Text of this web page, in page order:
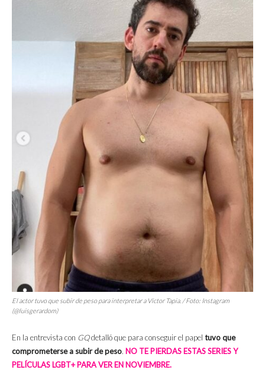
El actor tuvo que subir de peso para interpretar a Víctor Tapia. / Foto: Instagram
(@luisgerardom)
En la entrevista con GQdetalló que para conseguir el papel tuvo que
comprometerse a subir de peso. NO TE PIERDAS ESTAS SERIES Y
PELÍCULAS LGBT+ PARA VER EN NOVIEMBRE.